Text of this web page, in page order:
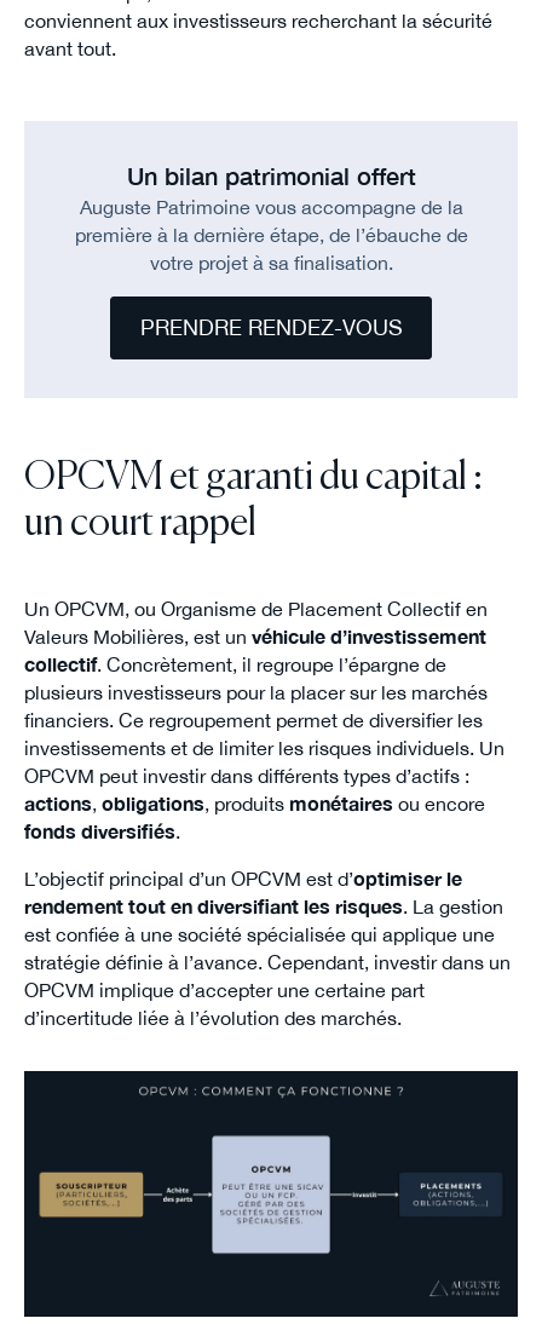
conviennent aux investisseurs recherchant la sécurité
avant tout.
Un bilan patrimonial offert
Auguste Patrimoine vous accompagne de la
première à la dernière étape, de l’ébauche de
votre projet à sa finalisation.
PRENDRE RENDEZ-VOUS
OPCVM et garanti du capital :
un court rappel
Un OPCVM, ou Organisme de Placement Collectif en
Valeurs Mobilières, est un véhicule d’investissement
collectif. Concrètement, il regroupe l’épargne de
plusieurs investisseurs pour la placer sur les marchés
financiers. Ce regroupement permet de diversifier les
investissements et de limiter les risques individuels. Un
OPCVM peut investir dans différents types d’actifs :
actions, obligations, produits monétaires ou encore
fonds diversifiés.
L’objectif principal d’un OPCVM est d’optimiser le
rendement tout en diversifiant les risques. La gestion
est confiée à une société spécialisée qui applique une
stratégie définie à l’avance. Cependant, investir dans un
OPCVM implique d’accepter une certaine part
d’incertitude liée à l’évolution des marchés.